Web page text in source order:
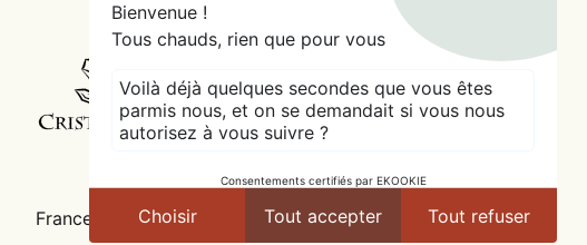
France (EUR €)expand_more
Bienvenue !
Tous chauds, rien que pour vous
Voilà déjà quelques secondes que vous êtes
parmis nous, et on se demandait si vous nous
autorisez à vous suivre ?
Consentements certifiés par EKOOKIE
Choisir Tout accepter Tout refuser